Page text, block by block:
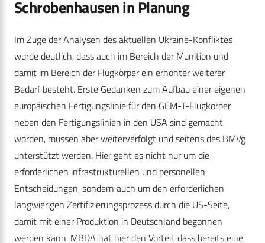
Schrobenhausen in Planung
Im Zuge der Analysen des aktuellen Ukraine-Konfliktes
wurde deutlich, dass auch im Bereich der Munition und
damit im Bereich der Flugkörper ein erhöhter weiterer
Bedarf besteht. Erste Gedanken zum Aufbau einer eigenen
europäischen Fertigungslinie für den GEM-T-Flugkörper
neben den Fertigungslinien in den USA sind gemacht
worden, müssen aber weiterverfolgt und seitens des BMVg
unterstützt werden. Hier geht es nicht nur um die
erforderlichen infrastrukturellen und personellen
Entscheidungen, sondern auch um den erforderlichen
langwierigen Zertifizierungsprozess durch die US-Seite,
damit mit einer Produktion in Deutschland begonnen
werden kann. MBDA hat hier den Vorteil, dass bereits eine